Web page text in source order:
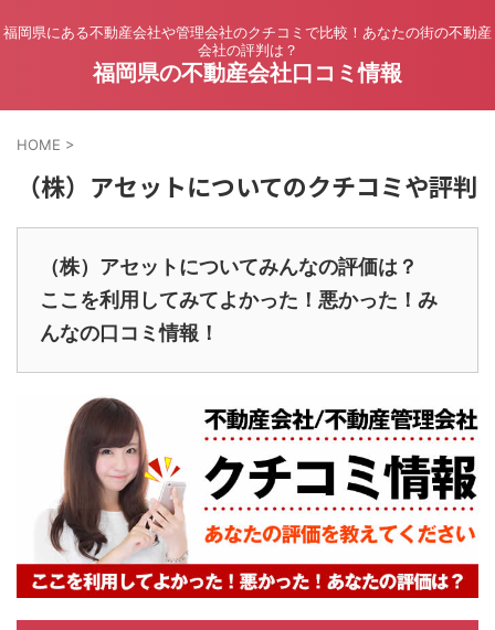
福岡県にある不動産会社や管理会社のクチコミで比較！あなたの街の不動産
会社の評判は？
福岡県の不動産会社口コミ情報
HOME >
（株）アセットについてのクチコミや評判
（株）アセットについてみんなの評価は？
ここを利用してみてよかった！悪かった！み
んなの口コミ情報！